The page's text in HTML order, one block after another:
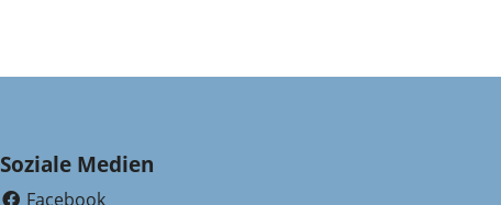
Soziale Medien
Facebook